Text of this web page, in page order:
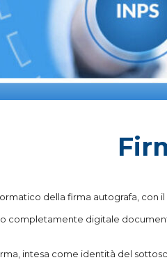
della firma autografa, con
completamente digitale
intesa come identità del